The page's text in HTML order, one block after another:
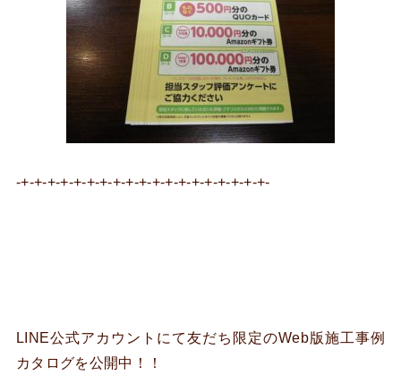
-+-+-+-+-+-+-+-+-+-+-+-+-+-+-+-+-+-+-+-
LINE公式アカウントにて友だち限定のWeb版施工事例
カタログを公開中！！